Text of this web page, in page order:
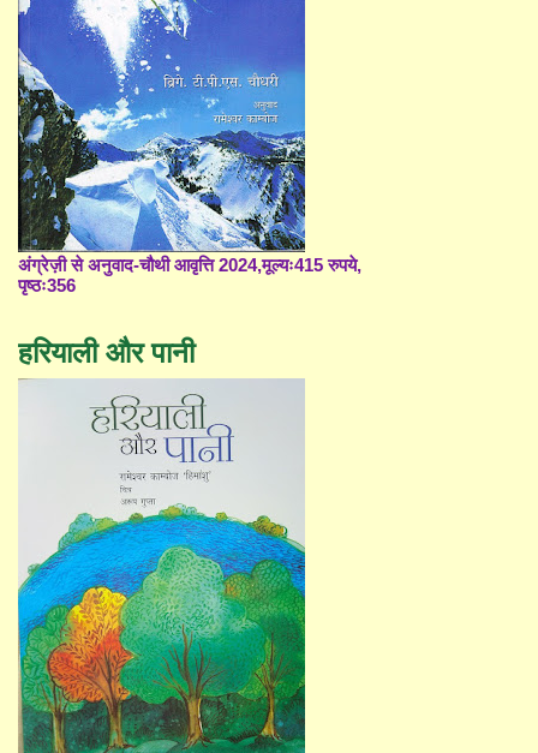
अंग्रेज़ी से अनुवाद-चौथी आवृत्ति 2024,मूल्यः415 रुपये,
पृष्ठः356
हरियाली और पानी